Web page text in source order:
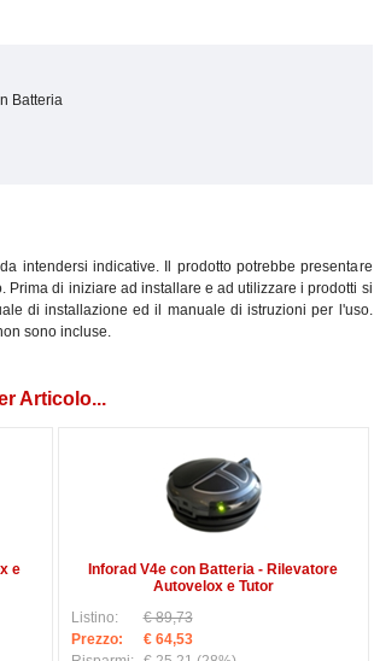
Batteria
intendersi indicative. Il prodotto potrebbe presentare
Prima di iniziare ad installare e ad utilizzare i prodotti si
di installazione ed il manuale di istruzioni per l'uso.
sono incluse.
Articolo...
e
Inforad V4e con Batteria - Rilevatore
Autovelox e Tutor
Listino:
€ 89,73
Prezzo:
€ 64,53